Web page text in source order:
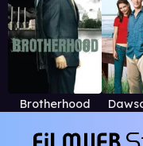
Brotherhood